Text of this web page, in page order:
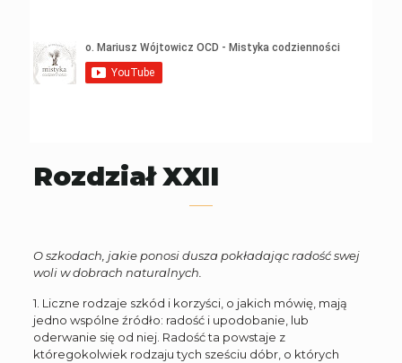
Rozdział XXII
O szkodach, jakie ponosi dusza pokładając radość swej
woli w dobrach naturalnych.
1. Liczne rodzaje szkód i korzyści, o jakich mówię, mają
jedno wspólne źródło: radość i upodobanie, lub
oderwanie się od niej. Radość ta powstaje z
któregokolwiek rodzaju tych sześciu dóbr, o których